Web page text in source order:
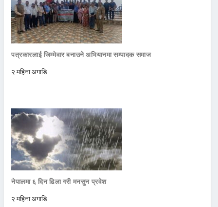
पत्रकारलाई जिम्मेवार बनाउने अभियानमा सम्पादक समाज
२ महिना अगाडि
नेपालमा ६ दिन ढिला गरी मनसुन प्रवेश
२ महिना अगाडि